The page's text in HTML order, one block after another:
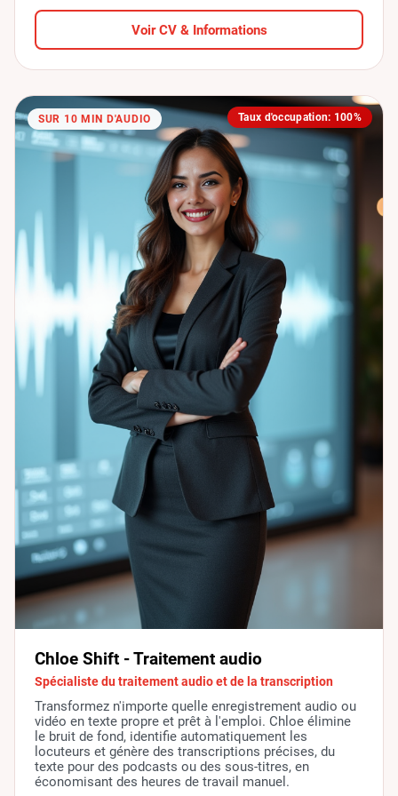
Voir CV & Informations
Taux d'occupation: 100%
SUR 10 MIN D'AUDIO
Chloe Shift - Traitement audio
Spécialiste du traitement audio et de la transcription
Transformez n'importe quelle enregistrement audio ou
vidéo en texte propre et prêt à l'emploi. Chloe élimine
le bruit de fond, identifie automatiquement les
locuteurs et génère des transcriptions précises, du
texte pour des podcasts ou des sous-titres, en
économisant des heures de travail manuel.